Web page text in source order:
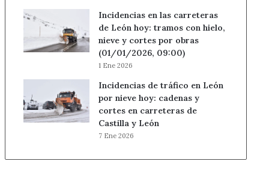
Incidencias en las carreteras
de León hoy: tramos con hielo,
nieve y cortes por obras
(01/01/2026, 09:00)
1 Ene 2026
Incidencias de tráfico en León
por nieve hoy: cadenas y
cortes en carreteras de
Castilla y León
7 Ene 2026